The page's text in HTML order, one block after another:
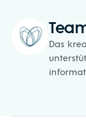
Das